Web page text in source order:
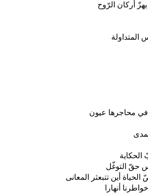
أركان الرّوح
المتداولة
محاجرها عيون
الحكاية
حقّ التوغّل
أين تتبعثر المعانى
أنهارا